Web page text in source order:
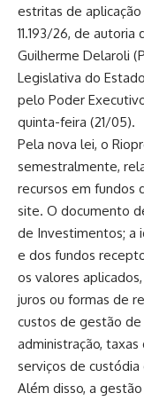
estritas de
11.193/26, de
Guilherme Delaroli
Legislativa do
pelo Poder
quinta-feira (21/05).
Pela nova lei, o
semestralmente,
recursos em fundos
site. O documento
de Investimentos; a
e dos fundos
os valores
juros ou formas de
custos de gestão de
administração,
serviços de custódia
Além disso, a